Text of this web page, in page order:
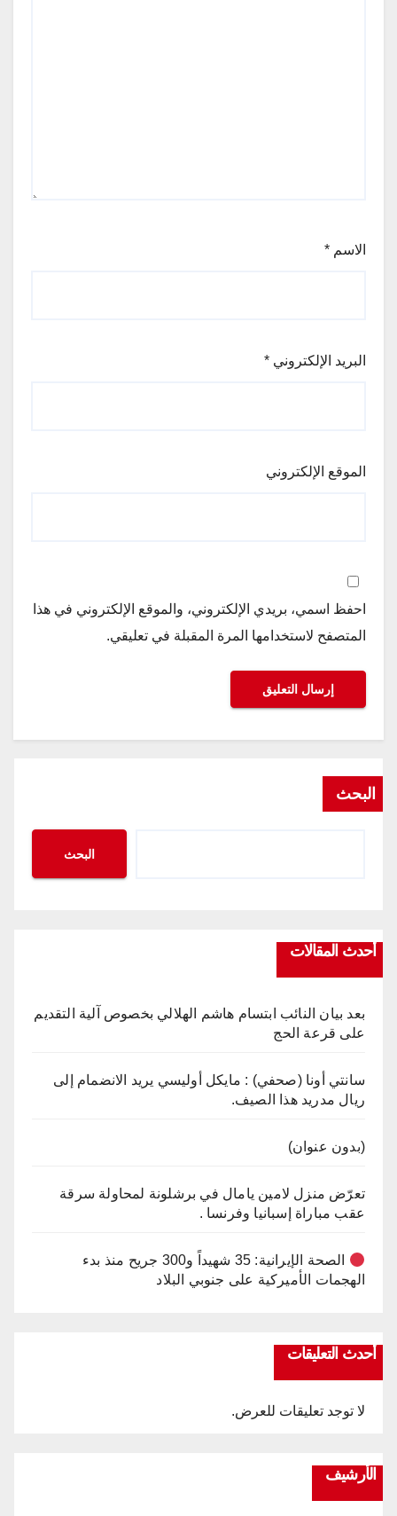
الاسم *
البريد الإلكتروني *
الموقع الإلكتروني
احفظ اسمي، بريدي الإلكتروني، والموقع الإلكتروني في هذا
المتصفح لاستخدامها المرة المقبلة في تعليقي.
البحث
البحث
أحدث المقالات
بعد بيان النائب ابتسام هاشم الهلالي بخصوص آلية التقديم
على قرعة الحج
سانتي أونا (صحفي) : مايكل أوليسي يريد الانضمام إلى
ريال مدريد هذا الصيف.
(بدون عنوان)
تعرّض منزل لامين يامال في برشلونة لمحاولة سرقة
عقب مباراة إسبانيا وفرنسا .
الصحة الإيرانية: 35 شهيداً و300 جريح منذ بدء
الهجمات الأميركية على جنوبي البلاد
أحدث التعليقات
لا توجد تعليقات للعرض.
الأرشيف